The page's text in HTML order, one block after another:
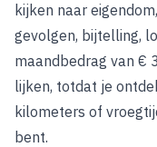
kijken naar
gevolgen, bijtelling,
maandbedrag van €
lijken, totdat je
kilometers of
bent.